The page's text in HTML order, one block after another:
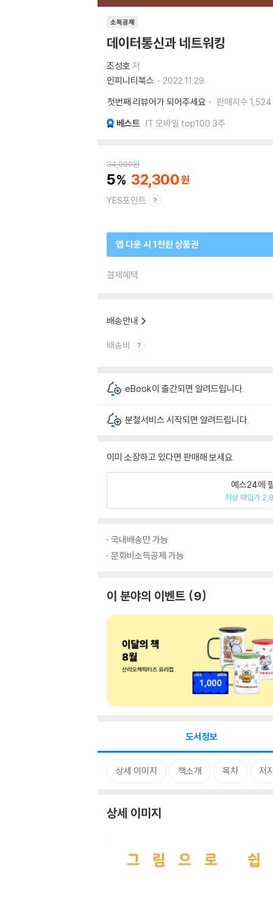
소득공제
데이터통신과 네트워킹
조성호 저
인피니티북스
2022.11.29.
첫번째 리뷰어가 되어주세요
판매지수 1,524
베스트 IT 모바일 top100 3주
34,000원
5 32,300
YES포인트
앱 다운 시 1천원 상품권
결제혜택
배송안내
배송비
eBook이 출간되면 알려드립니다.
분철서비스 시작되면 알려드립니다.
이미 소장하고 있다면 판매해 보세요.
예스24에
최상 매입가
국내배송만 가능
문화비소득공제 가능
이 분야의 이벤트 9
도서정보
상세 이미지 책소개 목차 저
상세 이미지